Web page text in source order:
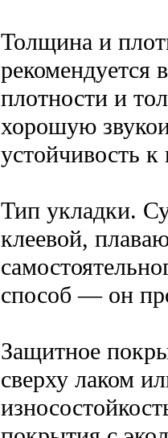
Толщина и
рекомендуется
плотности и
хорошую
устойчивость к
Тип укладки.
клеевой,
способ — он
Защитное
сверху лаком